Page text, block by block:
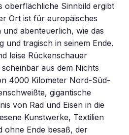
oberflächliche Sinnbild ergibt
Ort ist für europäisches
abenteuerlich, wie das
und tragisch in seinem Ende.
leise Rückenschauer
aus dem Nichts
4000 Kilometer Nord-Süd-
gigantische
von Rad und Eisen in die
Kunstwerke, Textilien
ohne Ende besaß, der